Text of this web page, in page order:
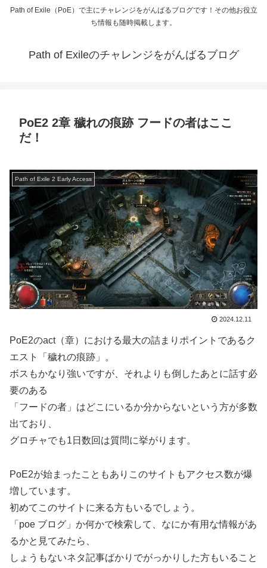
Path of Exile（PoE）で主にチャレンジをがんばるブログです！その他お役立
ち情報も随時掲載します。
Path of Exileのチャレンジをがんばるブログ
PoE2 2章 穢れの痕跡 フードの者はここ
だ！
Path of Exile 2 Early Access
2024.12.11
PoE2のact（章）における最大の詰まりポイントであるク
エスト「穢れの痕跡」。
ボスもかなり強いですが、それよりも倒したあとに話す必
要のある
「フードの者」はどこにいるか分からないという方が多数
出ており、
グロチャでも1日数回は質問に挙がります。
PoE2が始まったこともありこのサイトもアクセス数が爆
増しています。
初めてこのサイトに来る方もいるでしょう。
「poe ブログ」か何かで検索して、なにか有用な情報があ
るかと見てみたら、
しょうもないネタ記事ばかりでがっかりした方もいること